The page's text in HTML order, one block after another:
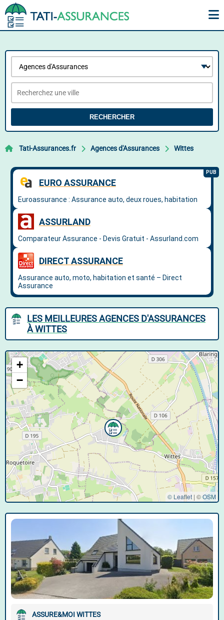
RECHERCHER
Tati-Assurances.fr Agences d'Assurances Wittes
LES MEILLEURES AGENCES D'ASSURANCES
À WITTES
+
−
© Leaflet | ©OSM
ASSURE&MOI WITTES